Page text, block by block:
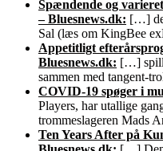
Spændende og
– Bluesnews.dk: […]
Sal (læs om KingBee
Appetitligt
Bluesnews.dk: […]
sammen med tangent-
COVID-19 spøger i
Players, har utallige
trommeslageren Mads
Ten Years After på